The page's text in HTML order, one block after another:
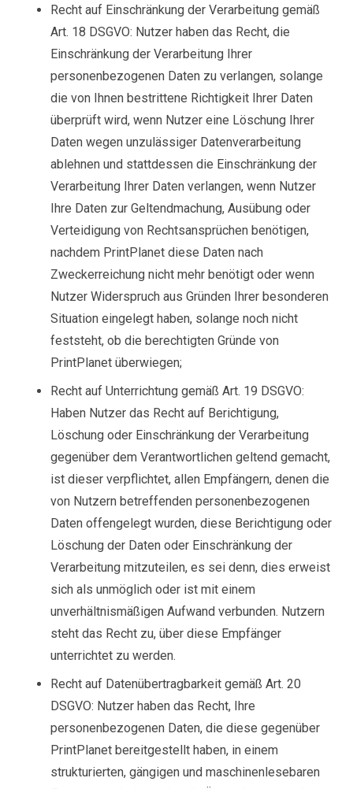
Recht auf Einschränkung der Verarbeitung gemäß
Art. 18 DSGVO: Nutzer haben das Recht, die
Einschränkung der Verarbeitung Ihrer
personenbezogenen Daten zu verlangen, solange
die von Ihnen bestrittene Richtigkeit Ihrer Daten
überprüft wird, wenn Nutzer eine Löschung Ihrer
Daten wegen unzulässiger Datenverarbeitung
ablehnen und stattdessen die Einschränkung der
Verarbeitung Ihrer Daten verlangen, wenn Nutzer
Ihre Daten zur Geltendmachung, Ausübung oder
Verteidigung von Rechtsansprüchen benötigen,
nachdem PrintPlanet diese Daten nach
Zweckerreichung nicht mehr benötigt oder wenn
Nutzer Widerspruch aus Gründen Ihrer besonderen
Situation eingelegt haben, solange noch nicht
feststeht, ob die berechtigten Gründe von
PrintPlanet überwiegen;
Recht auf Unterrichtung gemäß Art. 19 DSGVO:
Haben Nutzer das Recht auf Berichtigung,
Löschung oder Einschränkung der Verarbeitung
gegenüber dem Verantwortlichen geltend gemacht,
ist dieser verpflichtet, allen Empfängern, denen die
von Nutzern betreffenden personenbezogenen
Daten offengelegt wurden, diese Berichtigung oder
Löschung der Daten oder Einschränkung der
Verarbeitung mitzuteilen, es sei denn, dies erweist
sich als unmöglich oder ist mit einem
unverhältnismäßigen Aufwand verbunden. Nutzern
steht das Recht zu, über diese Empfänger
unterrichtet zu werden.
Recht auf Datenübertragbarkeit gemäß Art. 20
DSGVO: Nutzer haben das Recht, Ihre
personenbezogenen Daten, die diese gegenüber
PrintPlanet bereitgestellt haben, in einem
strukturierten, gängigen und maschinenlesebaren